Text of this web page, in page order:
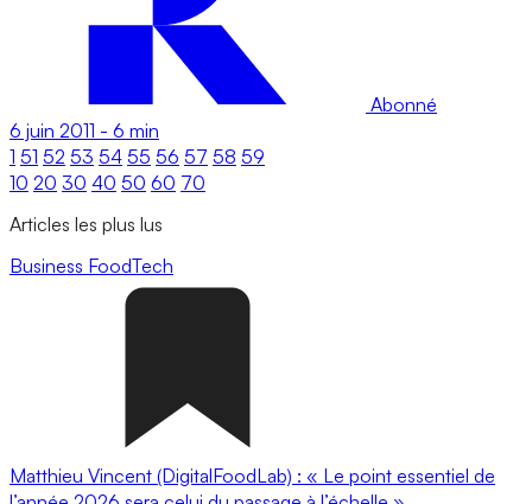
Abonné
6 juin 2011 - 6 min
1 51 52 53 54 55 56 57 58 59
10 20 30 40 50 60 70
Articles les plus lus
Business FoodTech
Matthieu Vincent (DigitalFoodLab) : « Le point essentiel de